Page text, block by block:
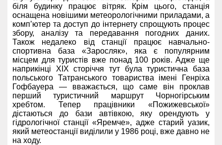
біля будинку працює вітряк. Крім цього, станція
оснащена новішими метеорологічними приладами, а
комп’ютер та доступ до інтернету спрощують процес
збору, аналізу та передавання погодних даних.
Також недалеко від станції працює навчально-
спортивна база «Заросляк», яка є популярним
місцем для туристів вже понад 100 років. Адже ще
наприкінці XIX сторіччя тут була туристична база
польського Татранського товариства імені Генріха
Гофбауера — вважається, що саме він проклав
перший туристичний маршрут Чорногірським
хребтом. Тепер працівники «Пожижевської»
дістаються до бази автівкою, яку орендують у
гідрологічної станції «Яремче», адже старий уазик,
який метеостанції виділили у 1986 році, вже давно не
на ходу.